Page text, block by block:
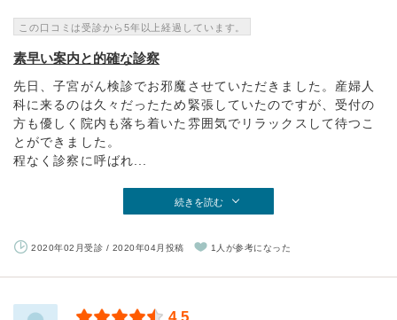
この口コミは受診から5年以上経過しています。
素早い案内と的確な診察
先日、子宮がん検診でお邪魔させていただきました。産婦人
科に来るのは久々だったため緊張していたのですが、受付の
方も優しく院内も落ち着いた雰囲気でリラックスして待つこ
とができました。
程なく診察に呼ばれ...
続きを読む
2020年02月受診 / 2020年04月投稿 1人が参考になった